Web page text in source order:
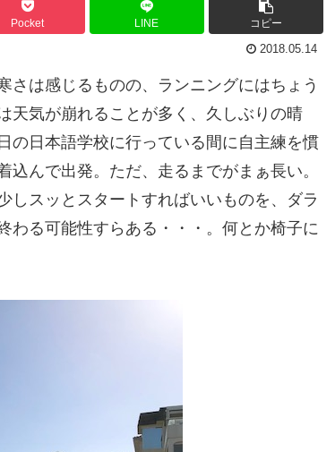
Pocket LINE コピー
2018.05.14
さは感じるものの、ランニングにはちょう
天気が崩れることが多く、久しぶりの晴
の日本語学校に行っている間に自主練を慣
んで出発。ただ、走るまでがまぁ長い。
しスッとスタートすればいいものを、ダラ
わる可能性すらある・・・。何とか椅子に